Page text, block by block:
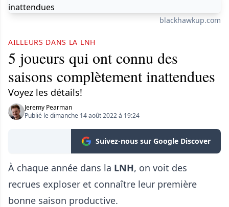
blackhawkup.com
AILLEURS DANS LA LNH
5 joueurs qui ont connu des
saisons complètement inattendues
Voyez les détails!
Jeremy Pearman
Publié le dimanche 14 août 2022 à 19:24
Suivez-nous sur Google Discover
À chaque année dans la LNH, on voit des
recrues exploser et connaître leur première
bonne saison productive.